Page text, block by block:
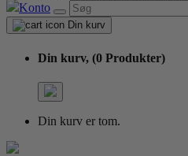
Konto
Din kurv
Din kurv, (0 Produkter)
Din kurv er tom.